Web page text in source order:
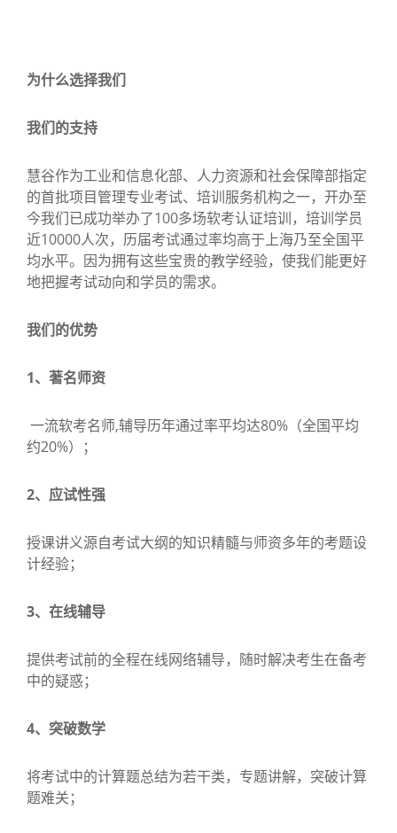
为什么选择我们
我们的支持
慧谷作为工业和信息化部、人力资源和社会保障部指定
的首批项目管理专业考试、培训服务机构之一，开办至
今我们已成功举办了100多场软考认证培训，培训学员
近10000人次，历届考试通过率均高于上海乃至全国平
均水平。因为拥有这些宝贵的教学经验，使我们能更好
地把握考试动向和学员的需求。
我们的优势
1、著名师资
一流软考名师,辅导历年通过率平均达80%（全国平均
约20%）；
2、应试性强
授课讲义源自考试大纲的知识精髓与师资多年的考题设
计经验；
3、在线辅导
提供考试前的全程在线网络辅导，随时解决考生在备考
中的疑惑；
4、突破数学
将考试中的计算题总结为若干类，专题讲解，突破计算
题难关；